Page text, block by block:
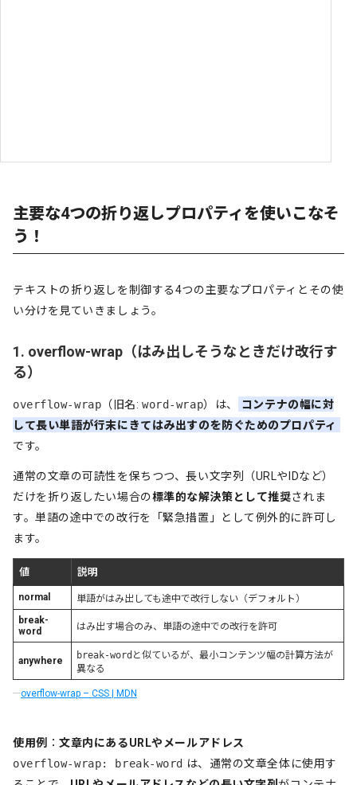
主要な4つの折り返しプロパティを使いこなそ
う！
テキストの折り返しを制御する4つの主要なプロパティとその使
い分けを見ていきましょう。
1. overflow-wrap（はみ出しそうなときだけ改行す
る）
overflow-wrap （旧名:word-wrap）は、
コンテナの幅に対
して長い単語が行末にきてはみ出すのを防ぐためのプロパティ
です。
通常の文章の可読性を保ちつつ、長い文字列（URLやIDなど）
だけを折り返したい場合の標準的な解決策として推奨されま
す。単語の途中での改行を「緊急措置」として例外的に許可し
ます。
値 説明
normal
単語がはみ出しても途中で改行しない（デフォルト）
break-
word
はみ出す場合のみ、単語の途中での改行を許可
anywhere break-word と似ているが、最小コンテンツ幅の計算方法が
異なる
overflow-wrap – CSS | MDN
使用例 ：文章内にあるURLやメールアドレス
overflow-wrap: break-word は、通常の文章全体に使用す